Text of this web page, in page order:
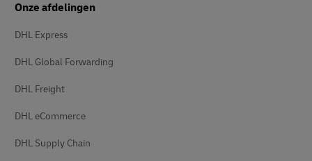
Onze afdelingen
DHL Express
DHL Global Forwarding
DHL Freight
DHL eCommerce
DHL Supply Chain